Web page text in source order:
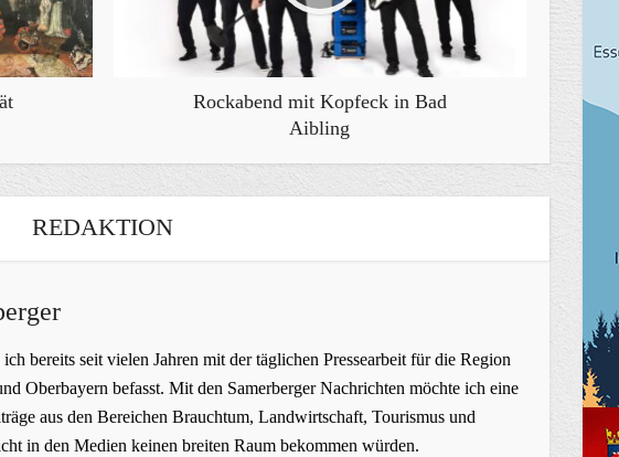
Rockabend mit Kopfeck in Bad
Aibling
REDAKTION
bereits seit vielen Jahren mit der täglichen Pressearbeit für die Region
Oberbayern befasst. Mit den Samerberger Nachrichten möchte ich eine
aus den Bereichen Brauchtum, Landwirtschaft, Tourismus und
in den Medien keinen breiten Raum bekommen würden.